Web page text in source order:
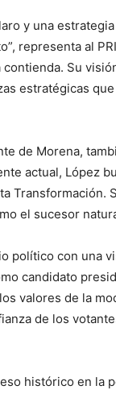
y una
representa al
Su
estratégicas
de Morena,
actual, López
Transformación.
el sucesor
político con una
candidato
valores de la
de los
histórico en la